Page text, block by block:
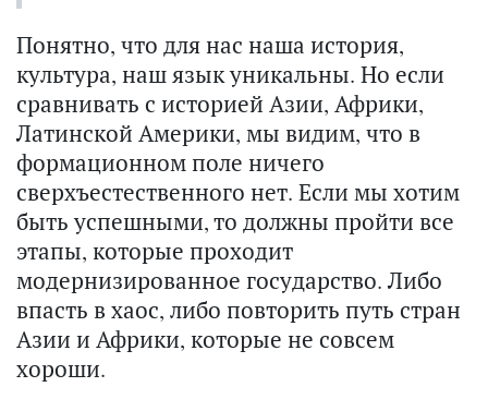
Понятно, что для нас наша история,
культура, наш язык уникальны. Но если
сравнивать с историей Азии, Африки,
Латинской Америки, мы видим, что в
формационном поле ничего
сверхъестественного нет. Если мы хотим
быть успешными, то должны пройти все
этапы, которые проходит
модернизированное государство. Либо
впасть в хаос, либо повторить путь стран
Азии и Африки, которые не совсем
хороши.